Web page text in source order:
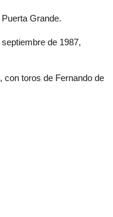
Grande.
de 1987,
con toros de Fernando de